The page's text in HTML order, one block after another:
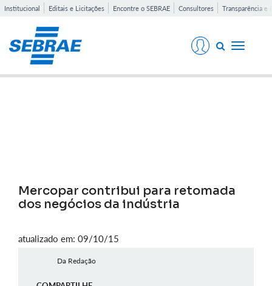
Institucional Editais e Licitações Encontre o SEBRAE Consultores Transparência e
Toggle
Mercopar contribui para retomada
dos negócios da indústria
atualizado em: 09/10/15
Da Redação